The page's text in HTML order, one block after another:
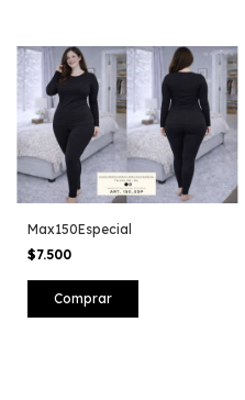
Max150Especial
$7.500
Comprar